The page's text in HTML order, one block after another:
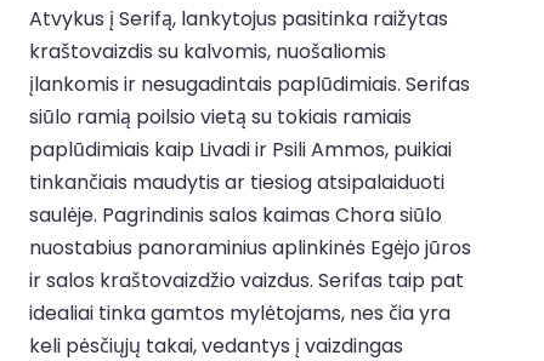
Atvykus į Serifą, lankytojus pasitinka raižytas
kraštovaizdis su kalvomis, nuošaliomis
įlankomis ir nesugadintais paplūdimiais. Serifas
siūlo ramią poilsio vietą su tokiais ramiais
paplūdimiais kaip Livadi ir Psili Ammos, puikiai
tinkančiais maudytis ar tiesiog atsipalaiduoti
saulėje. Pagrindinis salos kaimas Chora siūlo
nuostabius panoraminius aplinkinės Egėjo jūros
ir salos kraštovaizdžio vaizdus. Serifas taip pat
idealiai tinka gamtos mylėtojams, nes čia yra
keli pėsčiųjų takai, vedantys į vaizdingas